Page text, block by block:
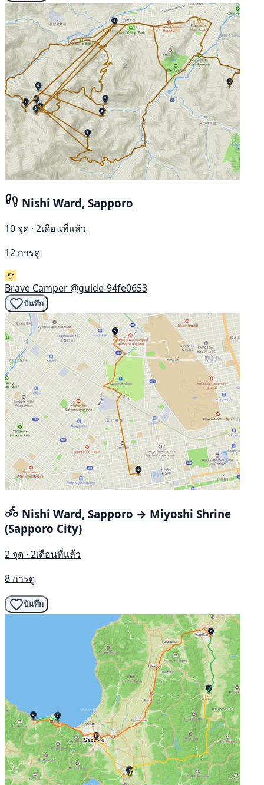
Nishi Ward, Sapporo
10 จุด · 2เดือนที่แล้ว
12 การดู
Brave Camper @guide-94fe0653
บันทึก
Nishi Ward, Sapporo → Miyoshi Shrine
(Sapporo City)
2 จุด · 2เดือนที่แล้ว
8 การดู
บันทึก